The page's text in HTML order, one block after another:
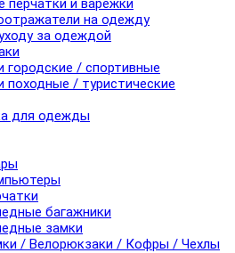
перчатки и варежки
на одежду
за одеждой
городские / спортивные
походные / туристические
для одежды
багажники
замки
/ Велорюкзаки / Кофры / Чехлы